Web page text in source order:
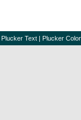
Plucker Text | Plucker Color